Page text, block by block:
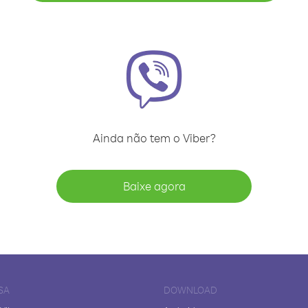
Ainda não tem o Viber?
Baixe agora
DOWNLOAD